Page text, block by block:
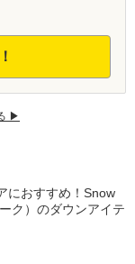
▶︎
におすすめ！Snow
ク）のダウンアイテ